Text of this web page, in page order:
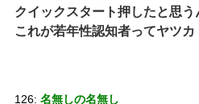
クイックスタート押したと思う
これが若年性認知者ってヤツカ
126: 名無しの名無し